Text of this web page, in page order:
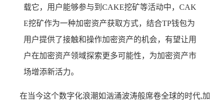
载它，用户能够参与到CAKE挖矿等活动中，CAK
E挖矿作为一种加密资产获取方式，结合TP钱包为
用户提供了接触和操作加密资产的机会，有望让用
户在加密资产领域探索更多可能性，为加密资产市
场增添新活力。
在当今这个数字化浪潮如汹涌波涛般席卷全球的时代,加